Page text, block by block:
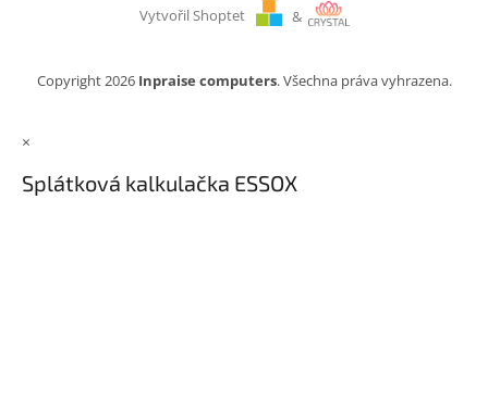
Vytvořil Shoptet &
Copyright 2026 Inpraise computers. Všechna práva vyhrazena.
×
Splátková kalkulačka ESSOX